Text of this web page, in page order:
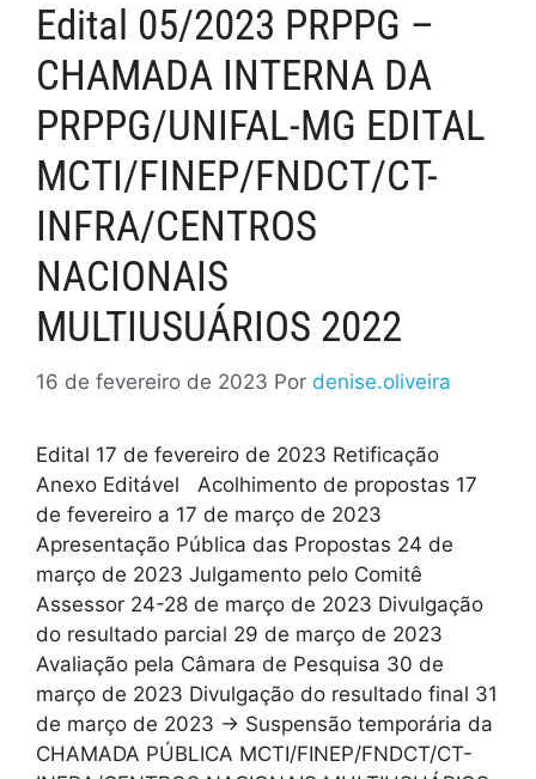
Edital 05/2023 PRPPG –
CHAMADA INTERNA DA
PRPPG/UNIFAL-MG EDITAL
MCTI/FINEP/FNDCT/CT-
INFRA/CENTROS
NACIONAIS
MULTIUSUÁRIOS 2022
16 de fevereiro de 2023 Por denise.oliveira
Edital 17 de fevereiro de 2023 Retificação
Anexo Editável Acolhimento de propostas 17
de fevereiro a 17 de março de 2023
Apresentação Pública das Propostas 24 de
março de 2023 Julgamento pelo Comitê
Assessor 24-28 de março de 2023 Divulgação
do resultado parcial 29 de março de 2023
Avaliação pela Câmara de Pesquisa 30 de
março de 2023 Divulgação do resultado final 31
de março de 2023 → Suspensão temporária da
CHAMADA PÚBLICA MCTI/FINEP/FNDCT/CT-